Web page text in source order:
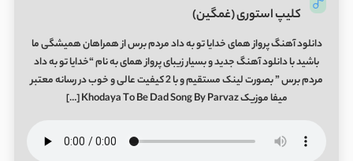
کلیپ استوری (غمگین)
دانلود آهنگ پرواز همای خدایا تو به داد مردم برس از همراهان همیشگی ما
باشید با دانلود آهنگ جدید و بسیار زیبای پرواز همای به نام “خدایا تو به داد
مردم برس ” بصورت لینک مستقیم و با 2 کیفیت عالی و خوب در رسانه معتبر
میفا موزیک Khodaya To Be Dad Song By Parvaz […]